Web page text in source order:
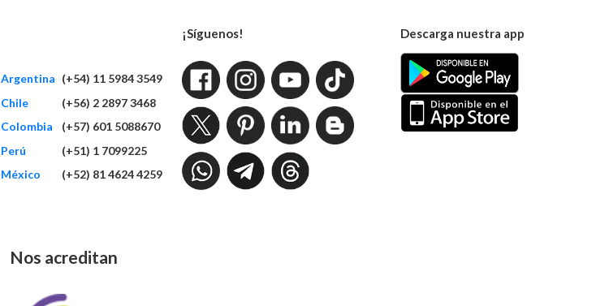
Argentina (+54) 11 5984 3549
Chile
(+56) 2 2897 3468
Colombia
(+57) 601 5088670
Perú
(+51) 1 7099225
México
(+52) 81 4624 4259
¡Síguenos! Descarga nuestra app
Nos acreditan